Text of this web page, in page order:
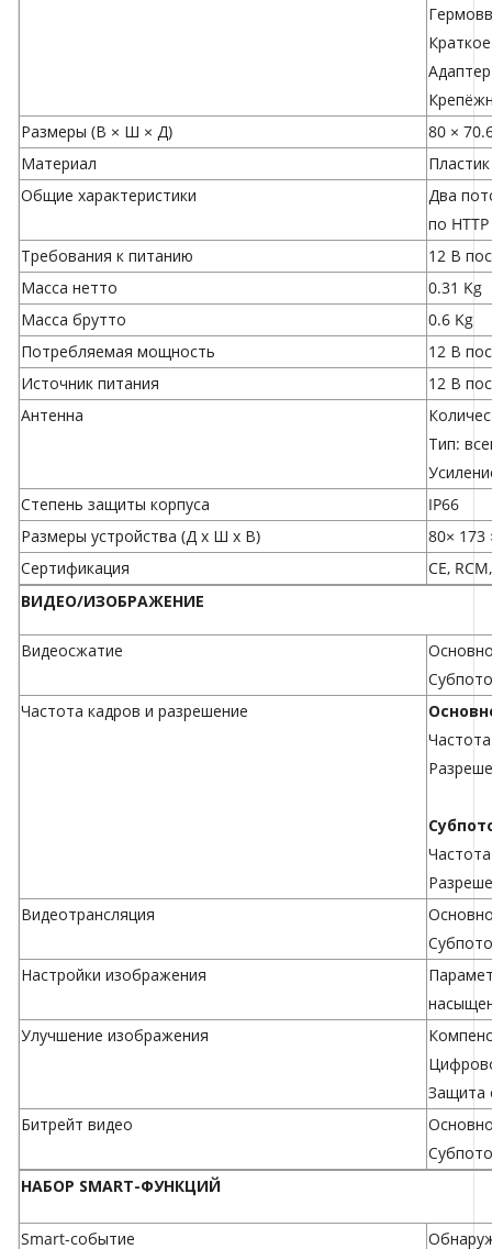
Размеры (В × Ш × Д)
80 ×
Материал
Пластик
Общие характеристики
Два
по HTTP
Требования к питанию
12 В
Масса нетто
0.31 Kg
Масса брутто
0.6 Kg
Потребляемая мощность
12 В
Источник питания
12 В
Антенна
Тип:
Степень защиты корпуса
IP66
Размеры устройства (Д x Ш x В)
80× 173
Сертификация
CE,
ВИДЕО/ИЗОБРАЖЕНИЕ
Видеосжатие
Частота кадров и разрешение
Видеотрансляция
Настройки изображения
Улучшение изображения
Защита
Битрейт видео
НАБОР SMART-ФУНКЦИЙ
Smart-событие